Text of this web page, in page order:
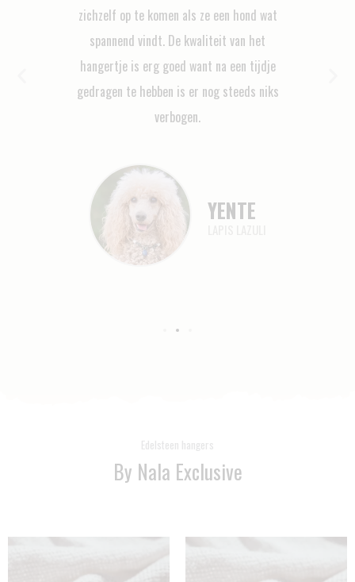
zichzelf op te komen als ze een hond wat
spannend vindt. De kwaliteit van het
hangertje is erg goed want na een tijdje
gedragen te hebben is er nog steeds niks
verbogen.
YENTE
Edelsteen hangers
By Nala Exclusive